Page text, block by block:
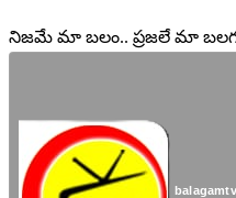
నిజమే మా బలం.. ప్రజలే మా